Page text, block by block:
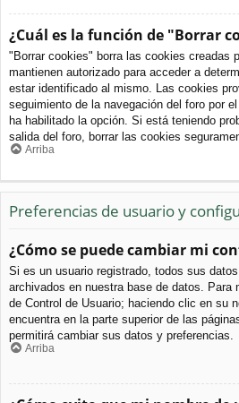
¿Cuál es la función de "Borrar
"Borrar cookies" borra las cookies creadas
mantienen autorizado para acceder a
estar identificado al mismo. Las cookies
seguimiento de la navegación del foro por
ha habilitado la opción. Si está teniendo
salida del foro, borrar las cookies
Arriba
Preferencias de usuario y
¿Cómo se puede cambiar mi
Si es un usuario registrado, todos sus
archivados en nuestra base de datos. Para
de Control de Usuario; haciendo clic en su
encuentra en la parte superior de las
permitirá cambiar sus datos y preferencias.
Arriba